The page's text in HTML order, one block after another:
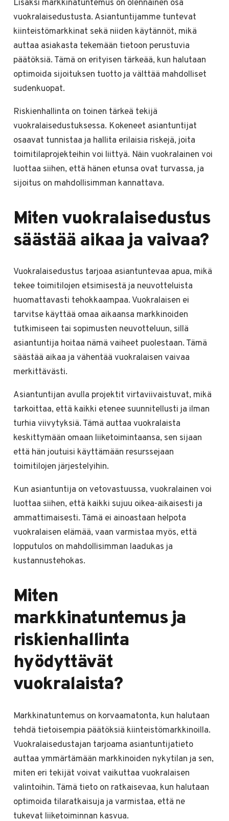
Lisäksi markkinatuntemus on olennainen osa
vuokralaisedustusta. Asiantuntijamme tuntevat
kiinteistömarkkinat sekä niiden käytännöt, mikä
auttaa asiakasta tekemään tietoon perustuvia
päätöksiä. Tämä on erityisen tärkeää, kun halutaan
optimoida sijoituksen tuotto ja välttää mahdolliset
sudenkuopat.
Riskienhallinta on toinen tärkeä tekijä
vuokralaisedustuksessa. Kokeneet asiantuntijat
osaavat tunnistaa ja hallita erilaisia riskejä, joita
toimitilaprojekteihin voi liittyä. Näin vuokralainen voi
luottaa siihen, että hänen etunsa ovat turvassa, ja
sijoitus on mahdollisimman kannattava.
Miten vuokralaisedustus
säästää aikaa ja vaivaa?
Vuokralaisedustus tarjoaa asiantuntevaa apua, mikä
tekee toimitilojen etsimisestä ja neuvotteluista
huomattavasti tehokkaampaa. Vuokralaisen ei
tarvitse käyttää omaa aikaansa markkinoiden
tutkimiseen tai sopimusten neuvotteluun, sillä
asiantuntija hoitaa nämä vaiheet puolestaan. Tämä
säästää aikaa ja vähentää vuokralaisen vaivaa
merkittävästi.
Asiantuntijan avulla projektit virtaviivaistuvat, mikä
tarkoittaa, että kaikki etenee suunnitellusti ja ilman
turhia viivytyksiä. Tämä auttaa vuokralaista
keskittymään omaan liiketoimintaansa, sen sijaan
että hän joutuisi käyttämään resurssejaan
toimitilojen järjestelyihin.
Kun asiantuntija on vetovastuussa, vuokralainen voi
luottaa siihen, että kaikki sujuu oikea-aikaisesti ja
ammattimaisesti. Tämä ei ainoastaan helpota
vuokralaisen elämää, vaan varmistaa myös, että
lopputulos on mahdollisimman laadukas ja
kustannustehokas.
Miten
markkinatuntemus ja
riskienhallinta
hyödyttävät
vuokralaista?
Markkinatuntemus on korvaamatonta, kun halutaan
tehdä tietoisempia päätöksiä kiinteistömarkkinoilla.
Vuokralaisedustajan tarjoama asiantuntijatieto
auttaa ymmärtämään markkinoiden nykytilan ja sen,
miten eri tekijät voivat vaikuttaa vuokralaisen
valintoihin. Tämä tieto on ratkaisevaa, kun halutaan
optimoida tilaratkaisuja ja varmistaa, että ne
tukevat liiketoiminnan kasvua.